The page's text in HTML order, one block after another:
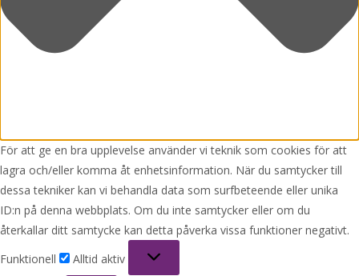
För att ge en bra upplevelse använder vi teknik som cookies för att
lagra och/eller komma åt enhetsinformation. När du samtycker till
dessa tekniker kan vi behandla data som surfbeteende eller unika
ID:n på denna webbplats. Om du inte samtycker eller om du
återkallar ditt samtycke kan detta påverka vissa funktioner negativt.
Funktionell
Alltid aktiv